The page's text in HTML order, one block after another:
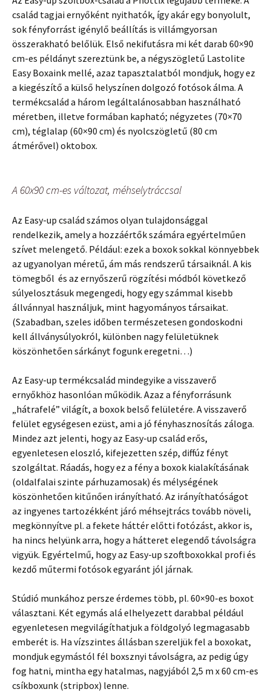
család tagjai ernyőként nyithatók, így akár egy bonyolult,
sok fényforrást igénylő beállítás is villámgyorsan
összerakható belőlük. Első nekifutásra mi két darab 60×90
cm-es példányt szereztünk be, a négyszögletű Lastolite
Easy Boxaink mellé, azaz tapasztalatból mondjuk, hogy ez
a kiegészítő a külső helyszínen dolgozó fotósok álma. A
termékcsalád a három legáltalánosabban használható
méretben, illetve formában kapható; négyzetes (70×70
cm), téglalap (60×90 cm) és nyolcszögletű (80 cm
átmérővel) oktobox.
A 60x90 cm-es változat, méhselytráccsal
Az Easy-up család számos olyan tulajdonsággal
rendelkezik, amely a hozzáértők számára egyértelműen
szívet melengető. Például: ezek a boxok sokkal könnyebbek
az ugyanolyan méretű, ám más rendszerű társaiknál. A kis
tömegből és az ernyőszerű rögzítési módból következő
súlyelosztásuk megengedi, hogy egy számmal kisebb
állvánnyal használjuk, mint hagyományos társaikat.
(Szabadban, szeles időben természetesen gondoskodni
kell állványsúlyokról, különben nagy felületüknek
köszönhetően sárkányt fogunk eregetni…)
Az Easy-up termékcsalád mindegyike a visszaverő
ernyőkhöz hasonlóan működik. Azaz a fényforrásunk
„hátrafelé” világít, a boxok belső felületére. A visszaverő
felület egységesen ezüst, ami a jó fényhasznosítás záloga.
Mindez azt jelenti, hogy az Easy-up család erős,
egyenletesen eloszló, kifejezetten szép, diffúz fényt
szolgáltat. Ráadás, hogy ez a fény a boxok kialakításának
(oldalfalai szinte párhuzamosak) és mélységének
köszönhetően kitűnően irányítható. Az irányíthatóságot
az ingyenes tartozékként járó méhsejtrács tovább növeli,
megkönnyítve pl. a fekete háttér előtti fotózást, akkor is,
ha nincs helyünk arra, hogy a hátteret elegendő távolságra
vigyük. Egyértelmű, hogy az Easy-up szoftboxokkal profi és
kezdő műtermi fotósok egyaránt jól járnak.
Stúdió munkához persze érdemes több, pl. 60×90-es boxot
választani. Két egymás alá elhelyezett darabbal például
egyenletesen megvilágíthatjuk a földgolyó legmagasabb
emberét is. Ha vízszintes állásban szereljük fel a boxokat,
mondjuk egymástól fél boxsznyi távolságra, az pedig úgy
fog hatni, mintha egy hatalmas, nagyjából 2,5 m x 60 cm-es
csíkboxunk (stripbox) lenne.